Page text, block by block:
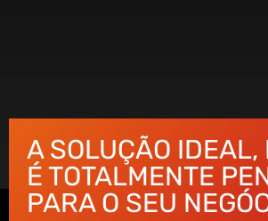
A SOLUÇÃO IDEAL,
É TOTALMENTE
PARA O SEU